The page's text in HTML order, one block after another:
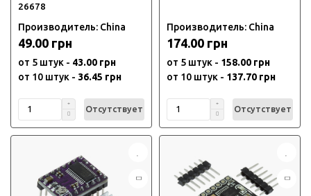
26678
Производитель: China
49.00 грн
от 5 штук - 43.00 грн
от 10 штук - 36.45 грн
Отсутствует
Производитель: China
174.00 грн
от 5 штук - 158.00 грн
от 10 штук - 137.70 грн
Отсутствует